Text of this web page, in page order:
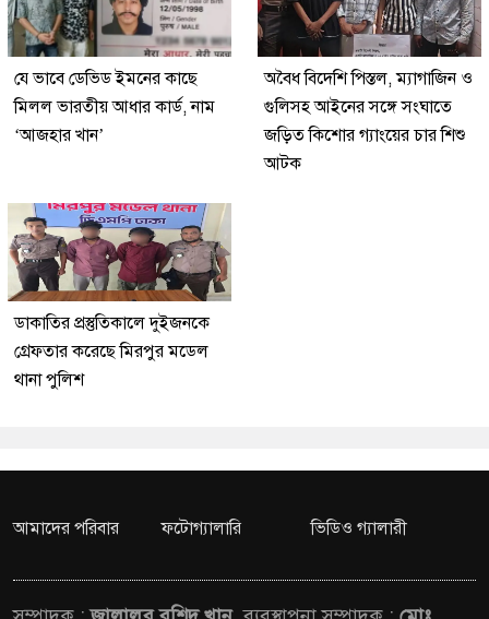
যে ভাবে ডেভিড ইমনের কাছে
মিলল ভারতীয় আধার কার্ড, নাম
‘আজহার খান’
অবৈধ বিদেশি পিস্তল, ম্যাগাজিন ও
গুলিসহ আইনের সঙ্গে সংঘাতে
জড়িত কিশোর গ্যাংয়ের চার শিশু
আটক
ডাকাতির প্রস্তুতিকালে দুইজনকে
গ্রেফতার করেছে মিরপুর মডেল
থানা পুলিশ
আমাদের পরিবার ফটোগ্যালারি ভিডিও গ্যালারী